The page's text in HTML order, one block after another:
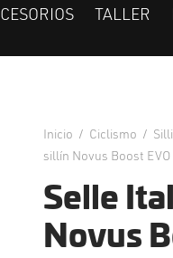
TALLER
Inicio / Ciclismo /
sillín Novus Boost EVO
Selle
Novus